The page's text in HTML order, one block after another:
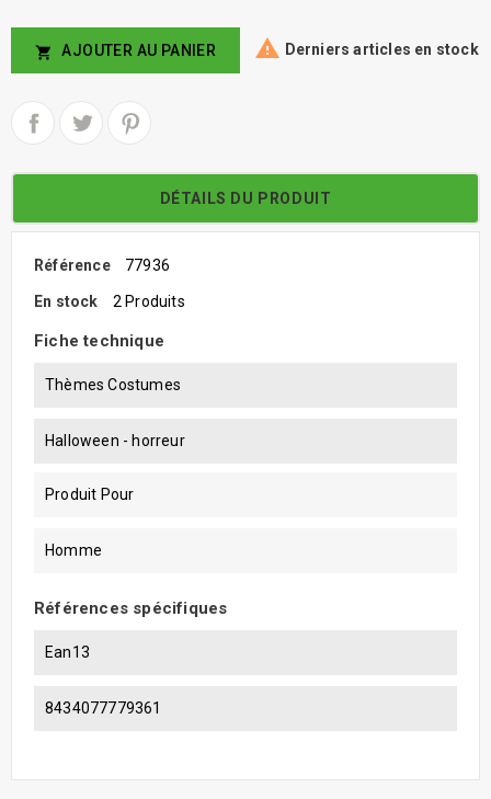
 AJOUTER AU PANIER  Derniers articles en stock
DÉTAILS DU PRODUIT
Référence 77936
En stock 2 Produits
Fiche technique
Thèmes Costumes
Halloween - horreur
Produit Pour
Homme
Références spécifiques
Ean13
8434077779361